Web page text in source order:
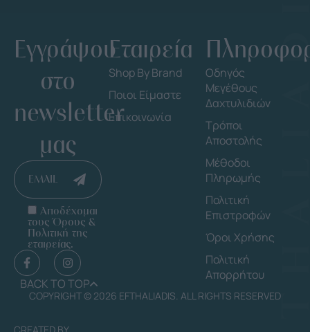
Εγγράψου
στο
newsletter
μας
EMAIL
Αποδέχομαι
τους Όρους &
Πολιτική της
εταιρείας.
BACK TO TOP
Εταιρεία
Shop By Brand
Ποιοι Είμαστε
Επικοινωνία
Οδηγός
Μεγέθους
Δαχτυλιδιών
Τρόποι
Αποστολής
Μέθοδοι
Πληρωμής
Πολιτική
Επιστροφών
Όροι Χρήσης
Πολιτική
Απορρήτου
COPYRIGHT © 2026 EFTHALIADIS. ALL RIGHTS RESERVED